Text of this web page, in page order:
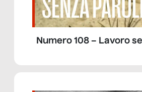
Numero 108 – Lavoro